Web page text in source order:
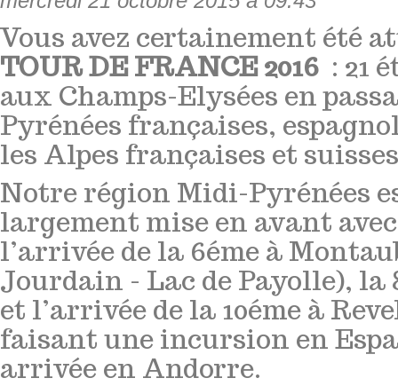
Vous avez certainement été
TOUR DE FRANCE 2016 : 21
aux Champs-Elysées en
Pyrénées françaises,
les Alpes françaises et
Notre région Midi-Pyrénées
largement mise en avant
l’arrivée de la 6éme à
Jourdain - Lac de Payolle), la
et l’arrivée de la 10éme à
faisant une incursion en
arrivée en Andorre.